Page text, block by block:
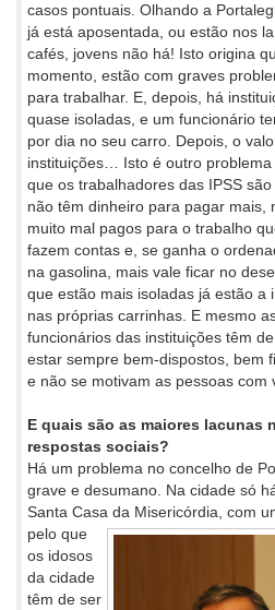
casos pontuais. Olhando a
já está aposentada, ou estão nos
cafés, jovens não há! Isto origina
momento, estão com graves
para trabalhar. E, depois, há
quase isoladas, e um funcionário
por dia no seu carro. Depois, o
instituições… Isto é outro
que os trabalhadores das IPSS
não têm dinheiro para pagar mais,
muito mal pagos para o trabalho
fazem contas e, se ganha o
na gasolina, mais vale ficar no
que estão mais isoladas já estão a
nas próprias carrinhas. E mesmo
funcionários das instituições têm
estar sempre bem-dispostos, bem
e não se motivam as pessoas com
E quais são as maiores lacunas
respostas sociais?
Há um problema no concelho de
grave e desumano. Na cidade só
Santa Casa da Misericórdia, com
pelo que
os idosos
da cidade
têm de ser